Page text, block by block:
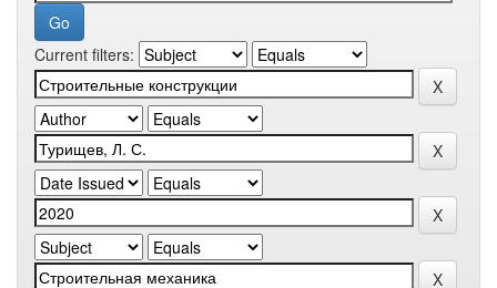
Current filters: